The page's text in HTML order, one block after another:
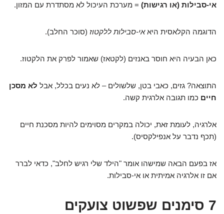
אי-סבילות (או רגישות) = מערכת העיכול לא מסתדרת עם המזון.
הדוגמה הקלאסית היאאי-סבילות ללקטוז (סוכר החלב).
כאן הבעיה היא חוסר באנזים (לקטאז) שאמור לפרק את הלקטוז.
התוצאה? גזים, כאבי בטן, שלשולים – לא נעים בכלל, אבל לא מסכן
חיים כמו תגובה אלרגית קשה.
אלרגיה, לעומת זאת, יכולה במקרים מסוימים להיות מסכנת חיים
(תכף נדבר על אנפילקסיס).
אז בפעם הבאה שמישהו אומר "הילד שלי רגיש לחלב", כדאי לברר
אם זו אלרגיה אמיתית או אי-סבילות.
7 סימנים שפשוט צועקים